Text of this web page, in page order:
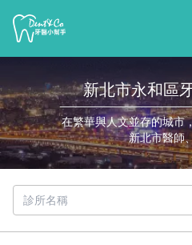
新北市永和區
在繁華與人文並存的城市
新北市醫師